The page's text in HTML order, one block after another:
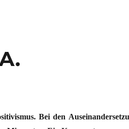
Bei den